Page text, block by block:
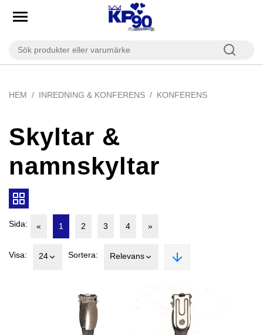
HEM INREDNING & KONFERENS KONFERENS
Skyltar &
namnskyltar
Sida: « 1 2 3 4 »
Visa: 24 Sortera: Relevans